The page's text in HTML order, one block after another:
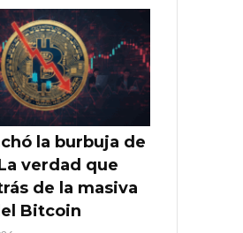
la burbuja de
verdad que
de la masiva
Bitcoin